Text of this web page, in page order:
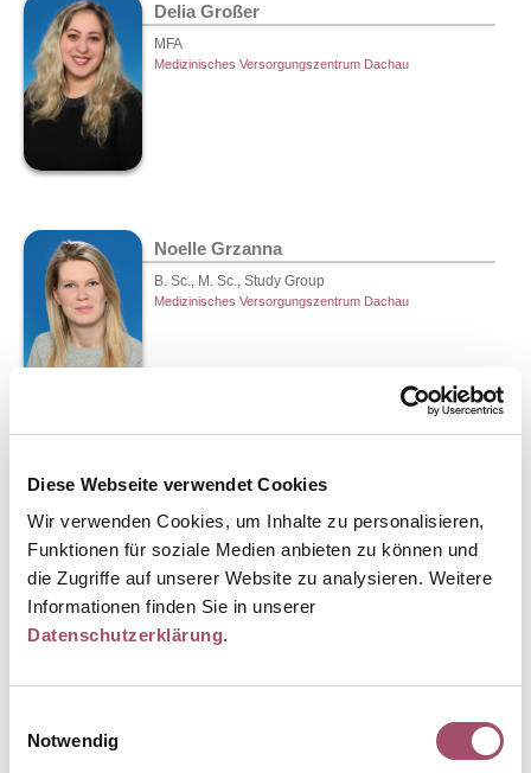
Diese Webseite verwendet Cookies
Wir verwenden Cookies, um Inhalte zu personalisieren,
Funktionen für soziale Medien anbieten zu können und
die Zugriffe auf unserer Website zu analysieren. Weitere
Informationen finden Sie in unserer
Datenschutzerklärung.
Notwendig
Delia Großer
MFA
Medizinisches Versorgungszentrum Dachau
Noelle Grzanna
B. Sc., M. Sc., Study Group
Medizinisches Versorgungszentrum Dachau
Susanne Gürster
MFA